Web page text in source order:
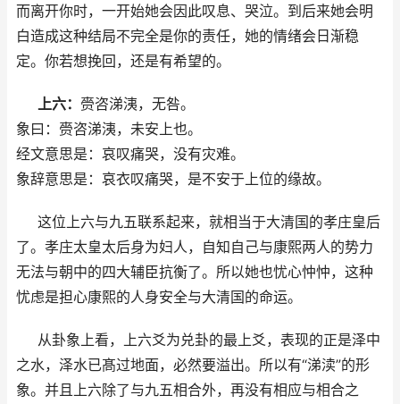
而离开你时，一开始她会因此叹息、哭泣。到后来她会明
白造成这种结局不完全是你的责任，她的情绪会日渐稳
定。你若想挽回，还是有希望的。
上六： 赍咨涕洟，无咎。
象曰：赍咨涕洟，未安上也。
经文意思是：哀叹痛哭，没有灾难。
象辞意思是：哀衣叹痛哭，是不安于上位的缘故。
这位上六与九五联系起来，就相当于大清国的孝庄皇后
了。孝庄太皇太后身为妇人，自知自己与康熙两人的势力
无法与朝中的四大辅臣抗衡了。所以她也忧心忡忡，这种
忧虑是担心康熙的人身安全与大清国的命运。
从卦象上看，上六爻为兑卦的最上爻，表现的正是泽中
之水，泽水已髙过地面，必然要溢出。所以有“涕渎”的形
象。并且上六除了与九五相合外，再没有相应与相合之